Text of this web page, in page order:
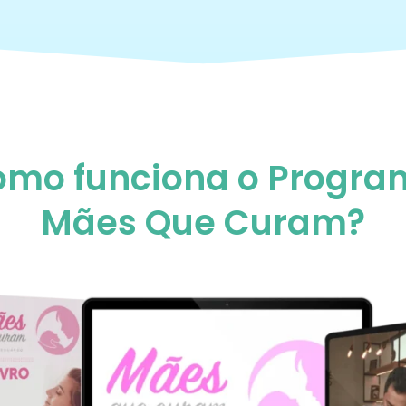
funciona o
Mães Que Curam?